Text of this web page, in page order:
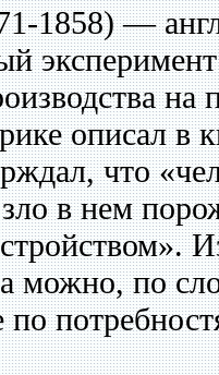
1858) —
описал в
что
зло в нем
можно, по
по